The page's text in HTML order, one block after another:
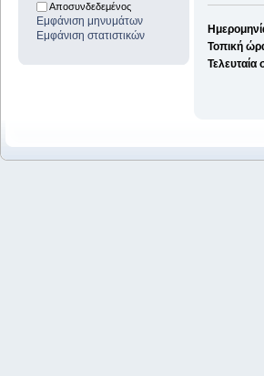
Αποσυνδεδεμένος
Εμφάνιση μηνυμάτων
Εμφάνιση στατιστικών
Τοπική
Τελευταία